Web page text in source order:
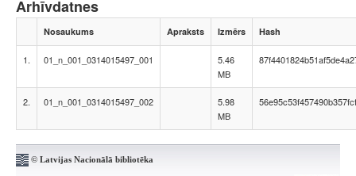
Arhīvdatnes
Nosaukums Apraksts Izmērs Hash
1. 01_n_001_0314015497_001
5.46
MB
2. 01_n_001_0314015497_002
5.98
MB
© Latvijas Nacionālā bibliotēka